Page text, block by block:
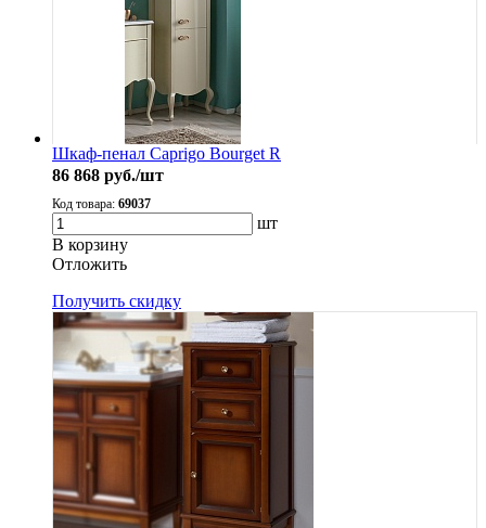
Шкаф-пенал Caprigo Bourget R
86 868 руб./шт
Код товара: 69037
шт
В корзину
Oтложить
Получить скидку